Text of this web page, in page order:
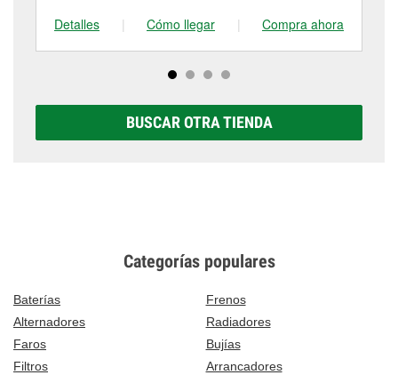
Detalles
| Cómo llegar | Compra ahora
BUSCAR OTRA TIENDA
Categorías populares
Baterías
Frenos
Alternadores
Radiadores
Faros
Bujías
Filtros
Arrancadores